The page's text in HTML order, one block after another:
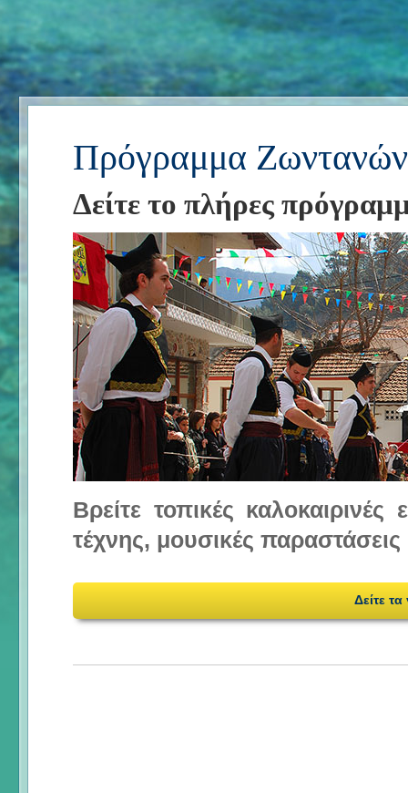
Πρόγραμμα
Δείτε το πλήρες
Βρείτε τοπικές
τέχνης, μουσικές
Δείτε